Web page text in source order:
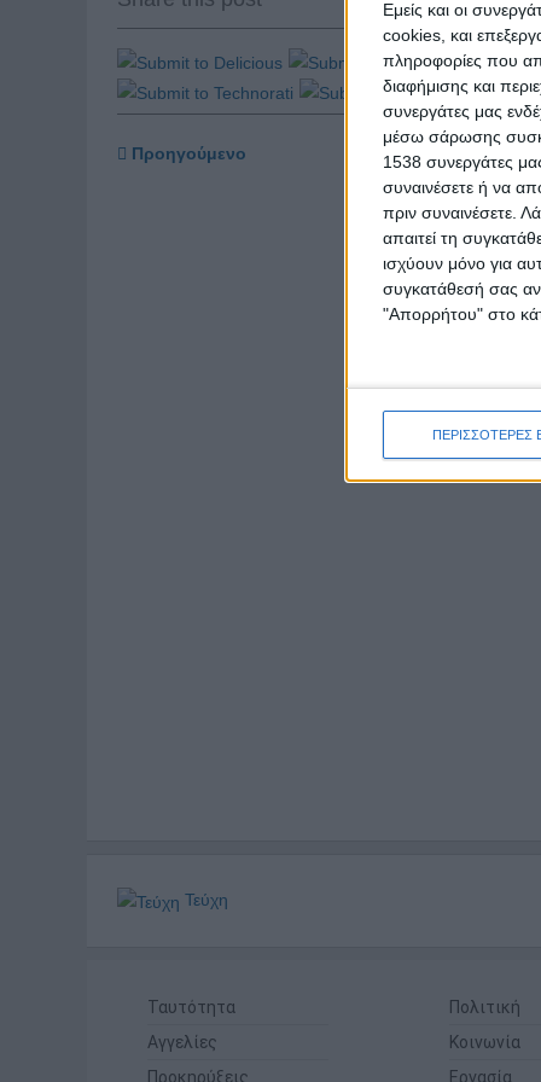
Εμείς και οι
cookies, και
πληροφορίες που
διαφήμισης και
συνεργάτες μας
μέσω σάρωσης
1538 συνεργάτες
συναινέσετε ή να
πριν συναινέσετε.
απαιτεί τη
ισχύουν μόνο για
συγκατάθεσή σας
"Απορρήτου" στο
ΠΕΡΙΣΣΟΤΕΡΕΣ
Προηγούμενο
Τεύχη
Ταυτότητα
Αγγελίες
Προκηρύξεις
Πολιτική
Κοινωνία
Εργασία